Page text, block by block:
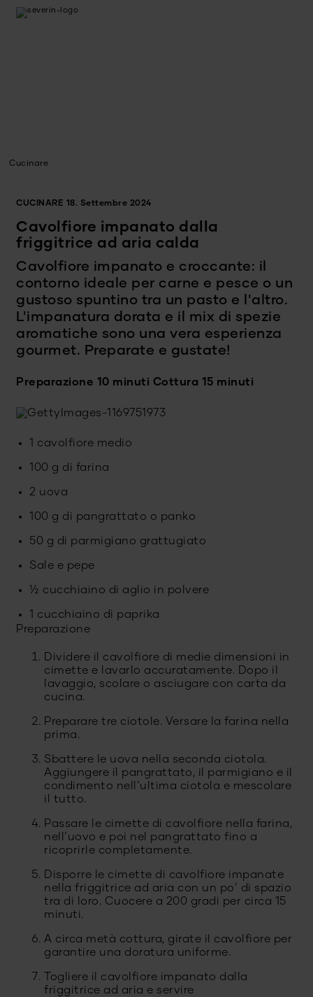
Cucinare
CUCINARE 18. Settembre 2024
Cavolfiore impanato dalla
friggitrice ad aria calda
Cavolfiore impanato e croccante: il
contorno ideale per carne e pesce o un
gustoso spuntino tra un pasto e l'altro.
L'impanatura dorata e il mix di spezie
aromatiche sono una vera esperienza
gourmet. Preparate e gustate!
Preparazione 10 minuti Cottura 15 minuti
1 cavolfiore medio
100 g di farina
2 uova
100 g di pangrattato o panko
50 g di parmigiano grattugiato
Sale e pepe
½ cucchiaino di aglio in polvere
1 cucchiaino di paprika
Preparazione
Dividere il cavolfiore di medie dimensioni in
cimette e lavarlo accuratamente. Dopo il
lavaggio, scolare o asciugare con carta da
cucina.
Preparare tre ciotole. Versare la farina nella
prima.
Sbattere le uova nella seconda ciotola.
Aggiungere il pangrattato, il parmigiano e il
condimento nell’ultima ciotola e mescolare
il tutto.
Passare le cimette di cavolfiore nella farina,
nell’uovo e poi nel pangrattato fino a
ricoprirle completamente.
Disporre le cimette di cavolfiore impanate
nella friggitrice ad aria con un po’ di spazio
tra di loro. Cuocere a 200 gradi per circa 15
minuti.
A circa metà cottura, girate il cavolfiore per
garantire una doratura uniforme.
Togliere il cavolfiore impanato dalla
friggitrice ad aria e servire